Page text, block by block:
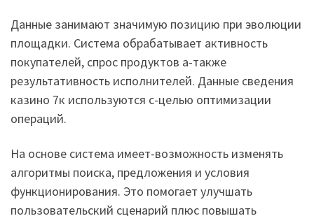
Данные занимают значимую позицию при эволюции
площадки. Система обрабатывает активность
покупателей, спрос продуктов а-также
результативность исполнителей. Данные сведения
казино 7к используются с-целью оптимизации
операций.
На основе система имеет-возможность изменять
алгоритмы поиска, предложения и условия
функционирования. Это помогает улучшать
пользовательский сценарий плюс повышать